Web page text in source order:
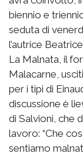
biennio e
seduta di
l’autrice
La Malnata, il
Malacarne,
per i tipi di
discussione è
di Salvioni, che
lavoro: “Che
sentiamo